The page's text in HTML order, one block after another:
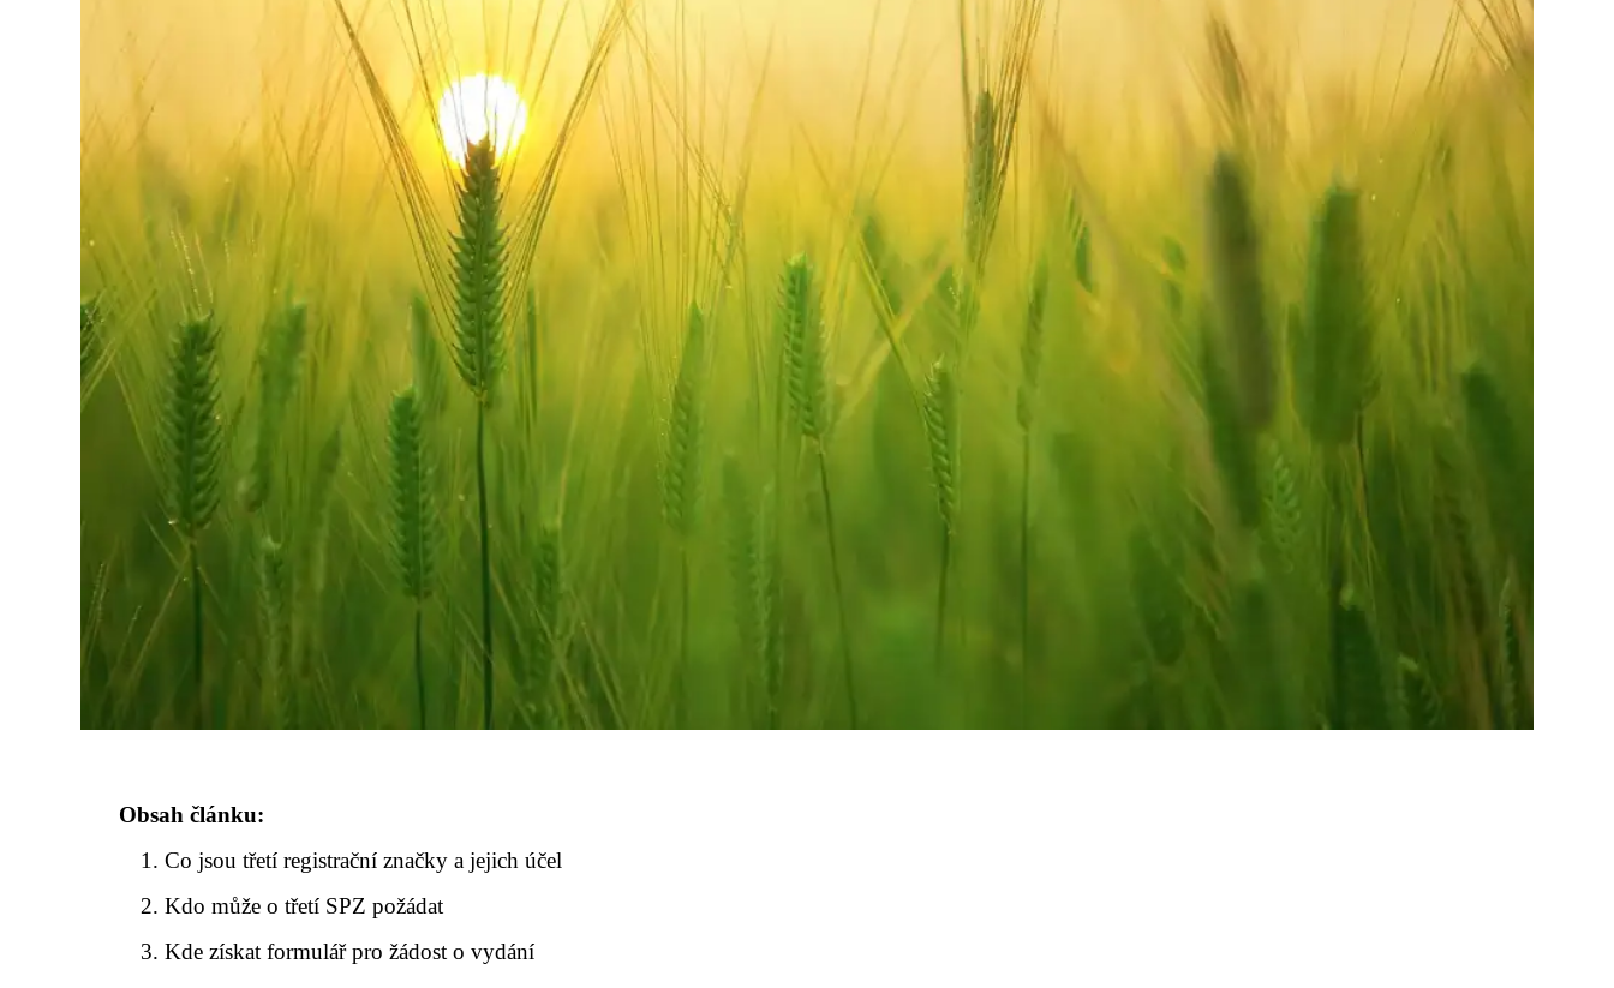
Obsah článku:
Co jsou třetí registrační značky a jejich účel
Kdo může o třetí SPZ požádat
Kde získat formulář pro žádost o vydání